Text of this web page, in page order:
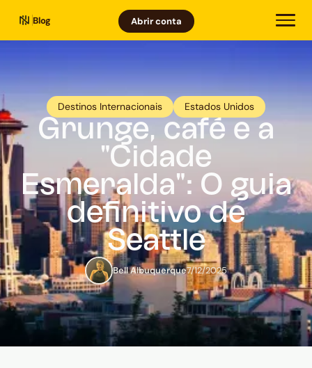
Blog Abrir conta
Destinos Internacionais Estados Unidos
Grunge, café e a
"Cidade
Esmeralda": O guia
definitivo de
Seattle
Bell Albuquerque7/12/2025